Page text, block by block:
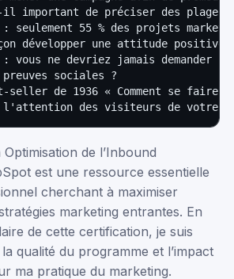
de l’Inbound
est une ressource essentielle
cherchant à maximiser
marketing entrantes. En
de cette certification, je suis
qualité du programme et l’impact
ma pratique du marketing.